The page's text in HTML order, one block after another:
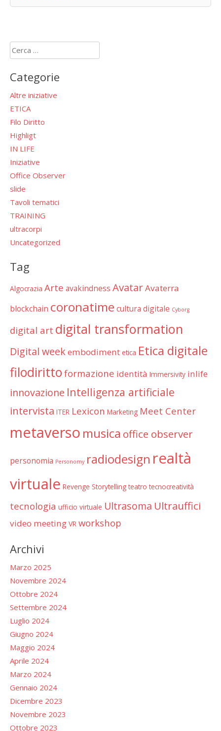
Ricerca
per:
Categorie
Altre iniziative
ETICA
Filo Diritto
Highligt
IN LIFE
Iniziative
Office Observer
slide
Tavoli tematici
TRAINING
ultracorpi
Uncategorized
Tag
Algocrazia Arte avakindness AvatarAvaterra
blockchain coronatime cultura digitale Cyborg
digital art digital transformation
Digital weekembodiment etica Etica digitale
filodiritto formazione identità Immersivity inlife
innovazione Intelligenza artificiale
intervista ITER Lexicon Marketing Meet Center
metaverso musica office observer
personomia Personomy radiodesign realtà
virtuale Revenge Storytelling teatro tecnocreatività
tecnologia ufficio virtuale Ultrasoma Ultrauffici
video meeting VR workshop
Archivi
Marzo 2025
Novembre 2024
Ottobre 2024
Settembre 2024
Luglio 2024
Giugno 2024
Maggio 2024
Aprile 2024
Marzo 2024
Gennaio 2024
Dicembre 2023
Novembre 2023
Ottobre 2023